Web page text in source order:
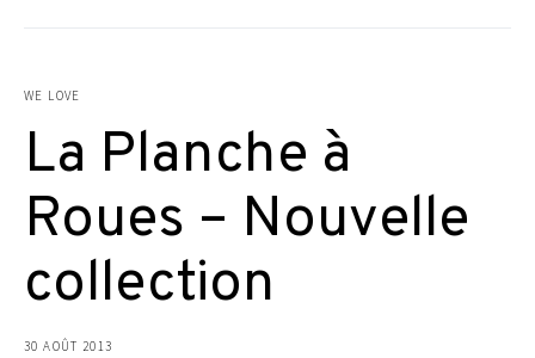
WE LOVE
La Planche à
Roues – Nouvelle
collection
30 AOÛT 2013